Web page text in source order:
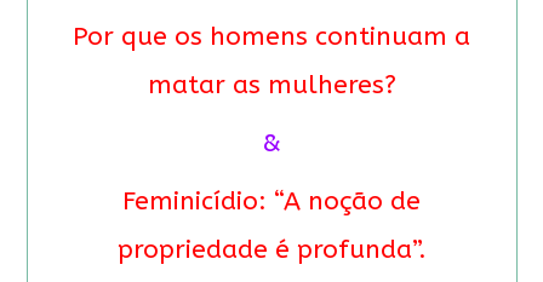
Por que os homens continuam a
matar as mulheres?
&
Feminicídio: “A noção de
propriedade é profunda”.